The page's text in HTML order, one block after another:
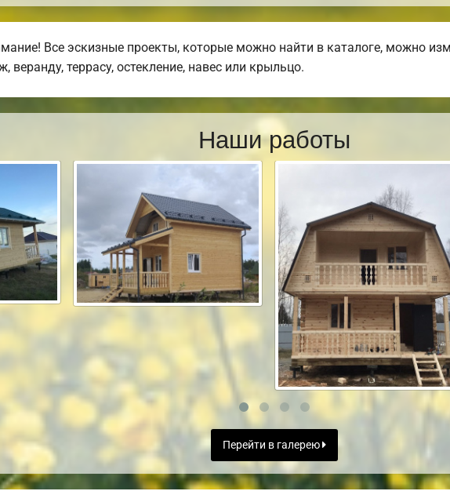
Все эскизные проекты, которые можно найти в каталоге, можно
веранду, террасу, остекление, навес или крыльцо.
Наши работы
Перейти в галерею